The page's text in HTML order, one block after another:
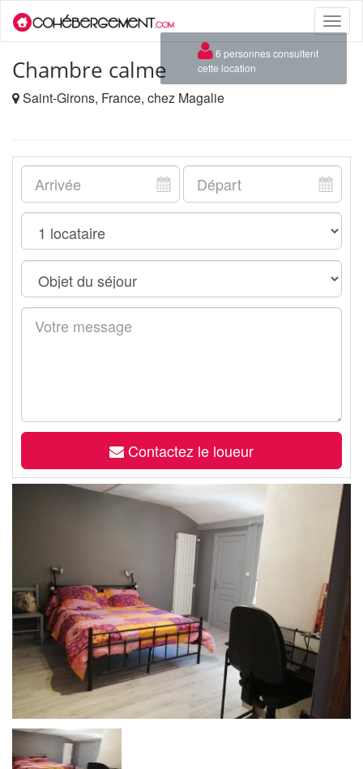
Toggle
Chambre calme
Saint-Girons, France, chez Magalie
Contactez le loueur
×
6 personnes consultent
cette location